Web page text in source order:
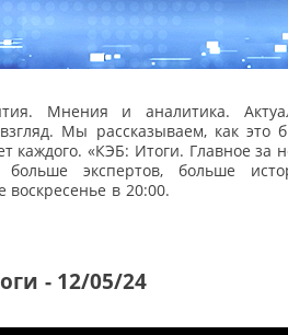
Мнения и аналитика.
Мы рассказываем, как это
каждого. «КЭБ: Итоги. Главное за
больше экспертов, больше
воскресенье в 20:00.
- 12/05/24